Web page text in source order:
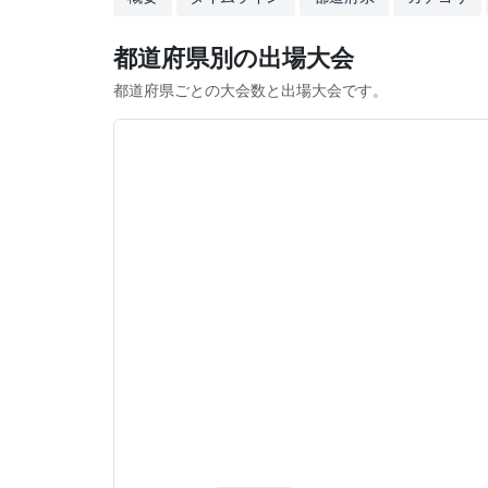
都道府県別の出場大会
都道府県ごとの大会数と出場大会です。